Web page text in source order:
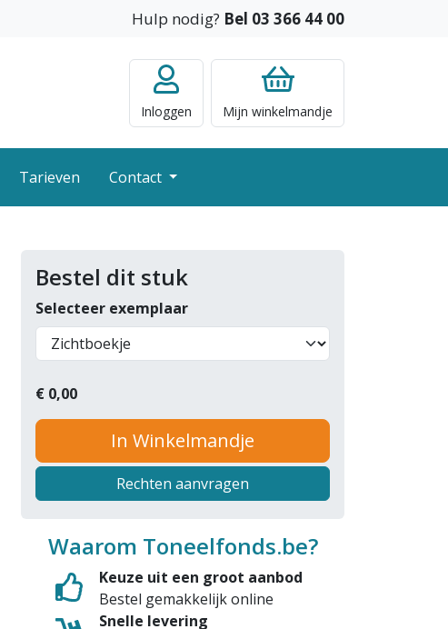
Hulp nodig? Bel 03 366 44 00
Inloggen Mijn winkelmandje
Tarieven Contact
Bestel dit stuk
Selecteer exemplaar
€ 0,00
In Winkelmandje
Rechten aanvragen
Waarom Toneelfonds.be?
Keuze uit een groot aanbod
Bestel gemakkelijk online
Snelle levering